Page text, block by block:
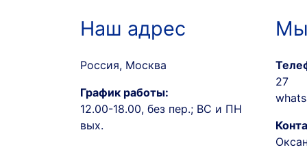
Наш адрес
Россия, Москва
График работы:
12.00-18.00, без пер.; ВС и ПН
вых.
Мы
27